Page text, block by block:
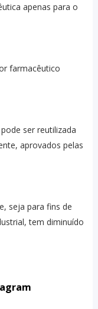
apenas para o
farmacêutico
ser reutilizada
aprovados pelas
seja para fins de
tem diminuído